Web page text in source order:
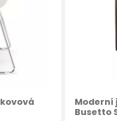
Moderní
Busetto